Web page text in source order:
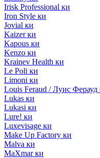
Irisk Professional ки
Iron Style ки
Jovial ки
Kaizer ки
Kapous ки
Kenzo ки
Krainev Health ки
Le Poli ки
Limoni ки
Louis Feraud / Луис Ферауд
Lukas ки
Lukasi ки
Lure! ки
Luxevisage ки
Make Up Factory ки
Malva ки
MaXmar ки